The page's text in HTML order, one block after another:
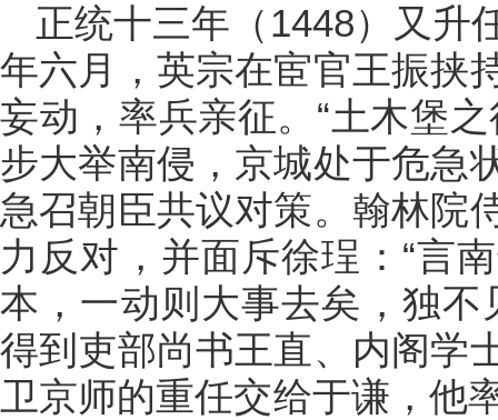
正统十三年（1448）又升
年六月，英宗在宦官王振挟
妄动，率兵亲征。“土木堡
步大举南侵，京城处于危急
急召朝臣共议对策。翰林院
力反对，并面斥徐珵：“言
本，一动则大事去矣，独不
得到吏部尚书王直、内阁学
卫京师的重任交给于谦，他